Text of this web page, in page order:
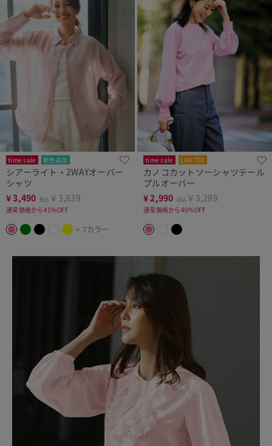
time sale 新色追加
シアーライト・2WAYオーバー
シャツ
¥3,490 税込 ￥3,839
通常価格から41%OFF
+ 7カラー
time sale LIMITED
カノコカットソーシャツテール
プルオーバー
¥2,990 税込 ￥3,289
通常価格から40%OFF